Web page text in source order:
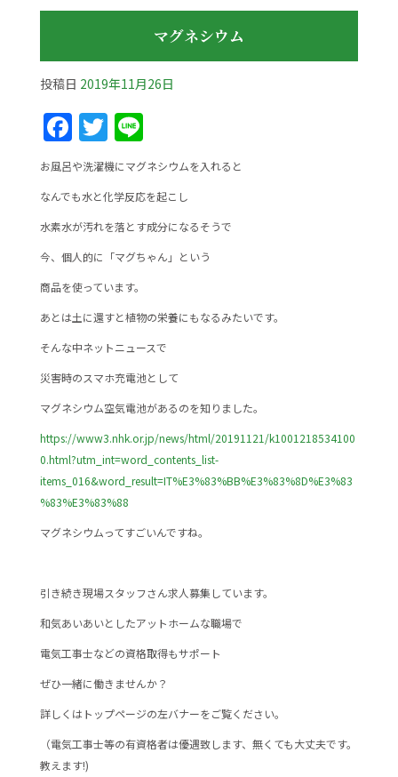
マグネシウム
投稿日 2019年11月26日
F
a
c
e
b
o
o
k
T
w
itt
er
Li
n
e
お風呂や洗濯機にマグネシウムを入れると
なんでも水と化学反応を起こし
水素水が汚れを落とす成分になるそうで
今、個人的に「マグちゃん」という
商品を使っています。
あとは土に還すと植物の栄養にもなるみたいです。
そんな中ネットニュースで
災害時のスマホ充電池として
マグネシウム空気電池があるのを知りました。
https://www3.nhk.or.jp/news/html/20191121/k1001218534100
0.html?utm_int=word_contents_list-
items_016&word_result=IT%E3%83%BB%E3%83%8D%E3%83
%83%E3%83%88
マグネシウムってすごいんですね。
引き続き現場スタッフさん求人募集しています。
和気あいあいとしたアットホームな職場で
電気工事士などの資格取得もサポート
ぜひ一緒に働きませんか？
詳しくはトップページの左バナーをご覧ください。
（電気工事士等の有資格者は優遇致します、無くても大丈夫です。
教えます!)